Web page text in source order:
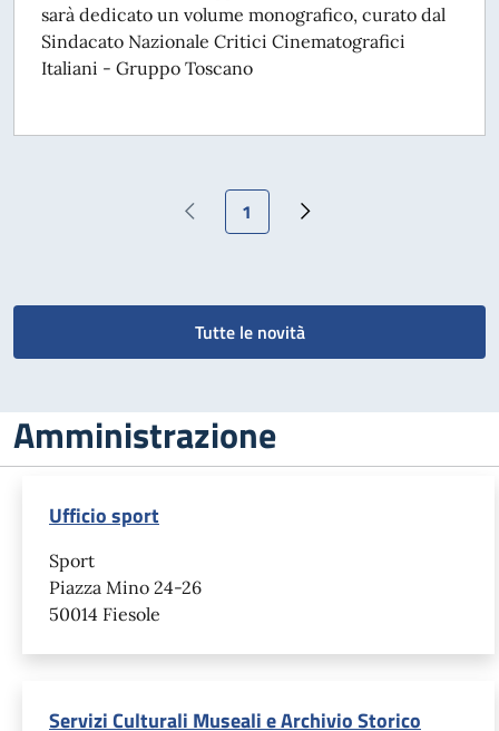
sarà dedicato un volume monografico, curato dal
Sindacato Nazionale Critici Cinematografici
Italiani - Gruppo Toscano
Pagina precedente
Pagina attuale
1 Pagina successiva
Tutte le novità
Amministrazione
Ufficio sport
Sport
Piazza Mino 24-26
50014 Fiesole
Servizi Culturali Museali e Archivio Storico